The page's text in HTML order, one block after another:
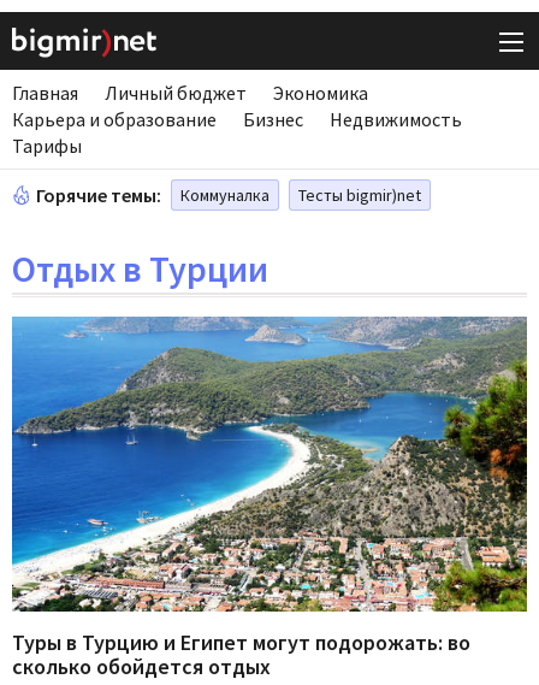
Главная Личный бюджет
Экономика
Карьера и образование
Бизнес
Недвижимость
Тарифы
Горячие темы: Коммуналка Тесты bigmir)net
Отдых в Турции
Туры в Турцию и Египет могут подорожать: во
сколько обойдется отдых